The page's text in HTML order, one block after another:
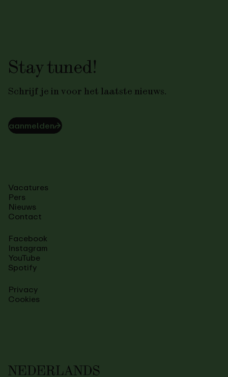
Stay tuned!
Schrijf je in voor het laatste nieuws.
aanmelden⮫
Vacatures
Pers
Nieuws
Contact
Facebook
Instagram
YouTube
Spotify
Privacy
Cookies